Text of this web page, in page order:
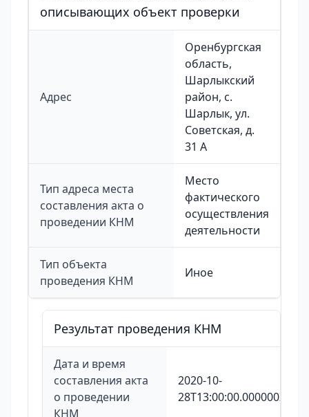
описывающих объект проверки
Адрес
Оренбургская
область,
Шарлыкский
район, с.
Шарлык, ул.
Советская, д.
31 А
Тип адреса места
составления акта о
проведении КНМ
Место
фактического
осуществления
деятельности
Тип объекта
проведения КНМ
Иное
Результат проведения КНМ
Дата и время
составления акта
о проведении
КНМ
2020-10-
28T13:00:00.000000Z